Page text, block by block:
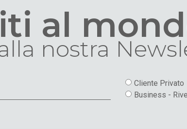
al
nostra
Cliente Privato
Business -